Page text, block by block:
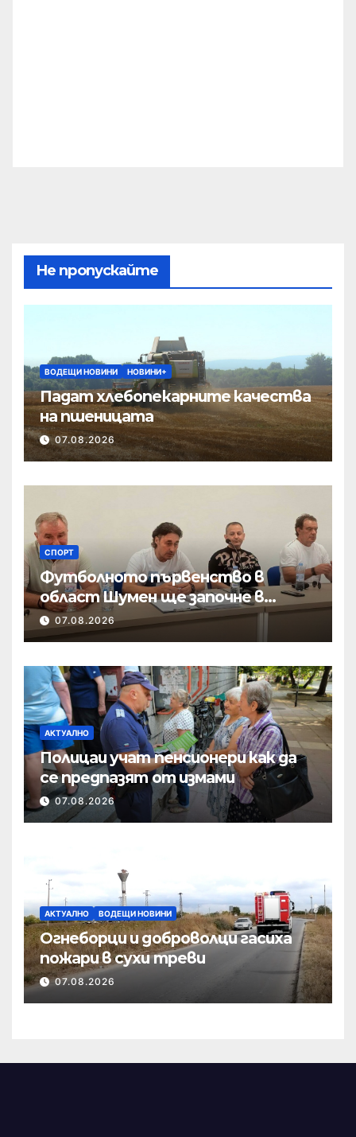
Не пропускайте
ВОДЕЩИ НОВИНИ НОВИНИ+
Падат хлебопекарните качества
на пшеницата
07.08.2026
СПОРТ
Футболното първенство в
област Шумен ще започне в
началото на септември
07.08.2026
АКТУАЛНО
Полицаи учат пенсионери как да
се предпазят от измами
07.08.2026
АКТУАЛНО ВОДЕЩИ НОВИНИ
Огнеборци и доброволци гасиха
пожари в сухи треви
07.08.2026